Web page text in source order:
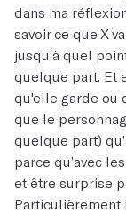
dans ma
savoir ce que X
jusqu'à quel
quelque part. Et
qu'elle garde ou
que le
quelque part)
parce qu’avec
et être surprise
Particulièrement